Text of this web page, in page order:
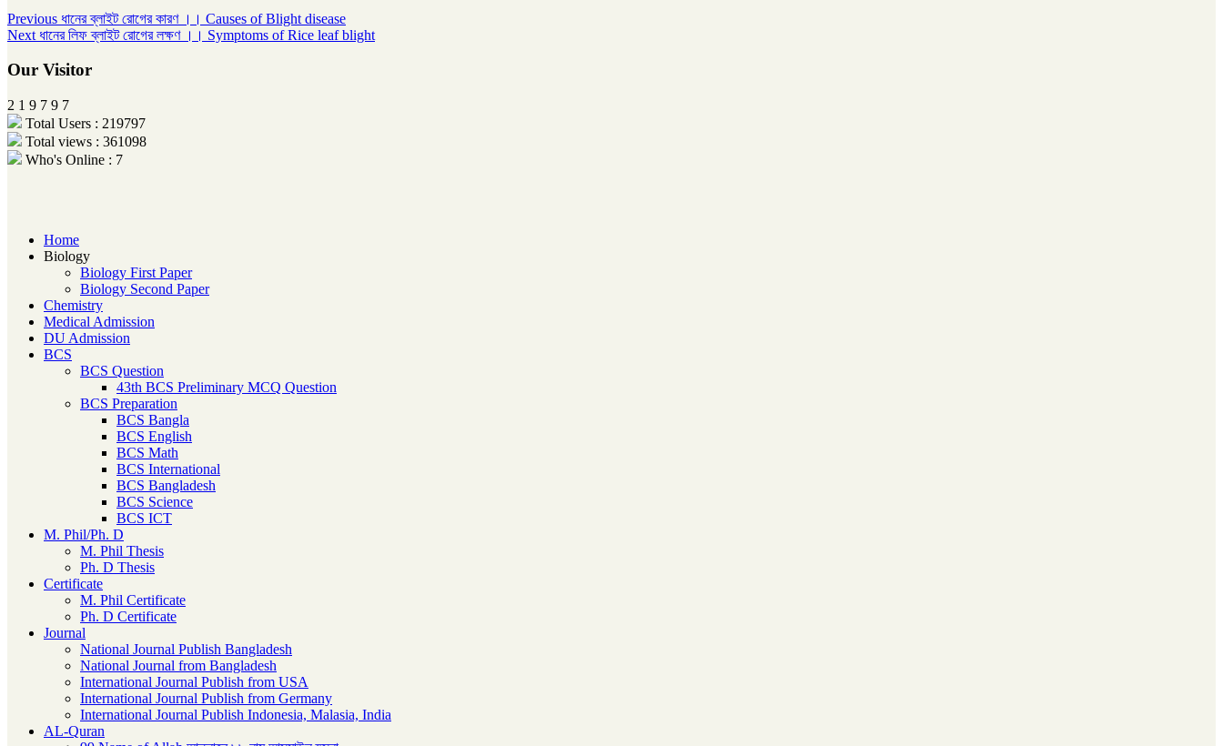
Post
navigation
Previous Previous
post:
ধানের ব্লাইট রোগের কারণ ।। Causes of Blight disease
Next Next
ধানের লিফ ব্লাইট রোগের লক্ষণ ।। ‍Symptoms of Rice leaf blight
Our Visitor
2 1 9 7 9 7
Total Users : 219797
Total views : 361098
Who's Online : 7
Home
Biology
Biology First Paper
Biology Second Paper
Chemistry
Medical Admission
DU Admission
BCS
BCS Question
43th BCS Preliminary MCQ Question
BCS Preparation
BCS Bangla
BCS English
BCS Math
BCS International
BCS Bangladesh
BCS Science
BCS ICT
M. Phil/Ph. D
M. Phil Thesis
Ph. D Thesis
Certificate
M. Phil Certificate
Ph. D Certificate
Journal
National Journal Publish Bangladesh
National Journal from Bangladesh
International Journal Publish from USA
International Journal Publish from Germany
International Journal Publish Indonesia, Malasia, India
AL-Quran